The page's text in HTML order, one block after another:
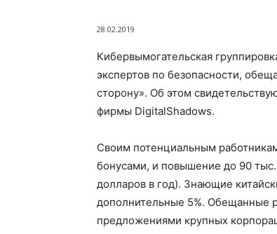
28.02.2019
Кибервымогательская
экспертов по безопасности,
сторону». Об этом
фирмы DigitalShadows.
Своим потенциальным
бонусами, и повышение до 90
долларов в год). Знающие
дополнительные 5%. Обещанные
предложениями крупных